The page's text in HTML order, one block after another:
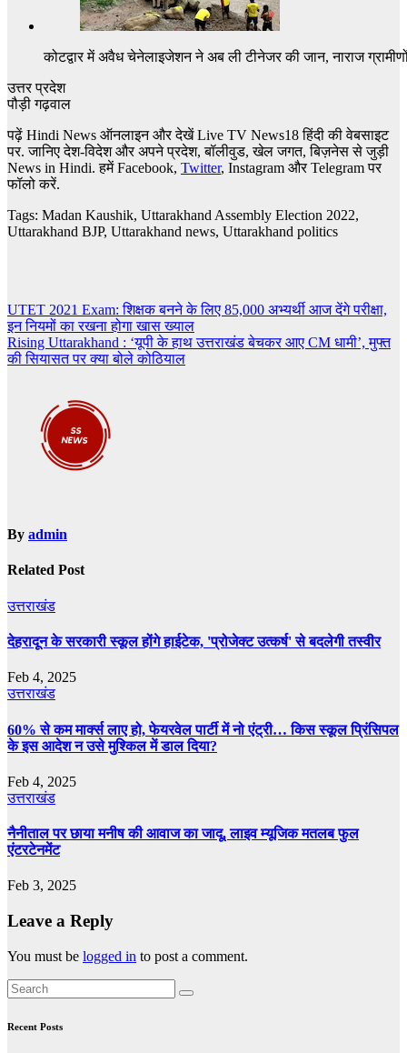
कोटद्वार में अवैध चेनेलाइजेशन ने अब ली टीनेजर की जान, नाराज
उत्तर प्रदेश
पौड़ी गढ़वाल
पढ़ें Hindi News ऑनलाइन और देखेंLive TV News18हिंदी की वेबसाइट
पर. जानिए देश-विदेश और अपने प्रदेश, बॉलीवुड, खेल जगत, बिज़नेस से जुड़ी
News in Hindi. हमेंFacebook, Twitter, Instagram और Telegramपर
फॉलो करें.
Tags: Madan Kaushik, Uttarakhand Assembly Election 2022,
Uttarakhand BJP, Uttarakhand news, Uttarakhand politics
Post
navigation
UTET 2021 Exam: शिक्षक बनने के लिए 85,000 अभ्यर्थी आज देंगे परीक्षा,
इन नियमों का रखना होगा खास ख्याल
Rising Uttarakhand : ‘यूपी के हाथ उत्तराखंड बेचकर आए CM धामी’, मुफ्त
की सियासत पर क्या बोले कोठियाल
By admin
Related Post
उत्तराखंड
देहरादून के सरकारी स्कूल होंगे हाईटेक, 'प्रोजेक्ट उत्कर्ष' से बदलेगी तस्वीर
Feb 4, 2025
उत्तराखंड
60% से कम मार्क्‍स लाए हो, फेयरवेल पार्टी में नो एंट्री… किस स्‍कूल प्र‍िंसिपल
के इस आदेश न उसे मुश्किल में डाल दिया?
Feb 4, 2025
उत्तराखंड
नैनीताल पर छाया मनीष की आवाज का जादू, लाइव म्यूजिक मतलब फुल
एंटरटेनमेंट
Feb 3, 2025
Leave a Reply
You must be logged in to post a comment.
Recent Posts